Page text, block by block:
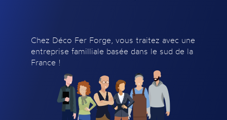
Chez Déco Fer Forge, vous traitez avec une
entreprise familliale basée dans le sud de la
France !